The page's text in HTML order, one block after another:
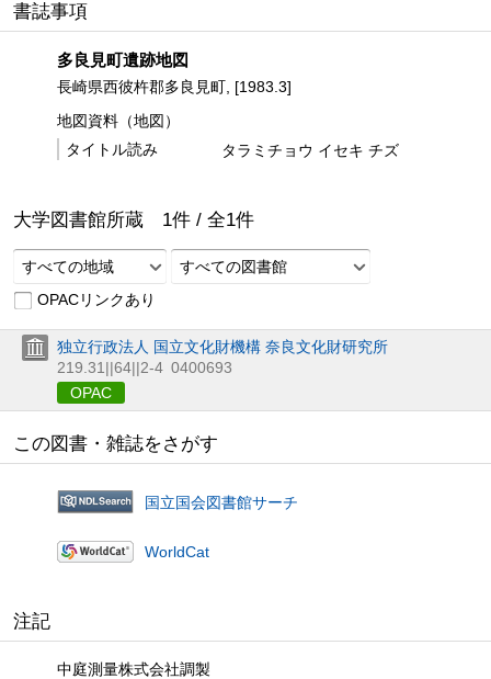
書誌事項
多良見町遺跡地図
長崎県西彼杵郡多良見町, [1983.3]
地図資料（地図）
タイトル読み
タラミチョウ イセキ チズ
大学図書館所蔵 1件 / 全1件
すべての地域
すべての図書館
OPACリンクあり
独立行政法人 国立文化財機構 奈良文化財研究所
219.31||64||2-4 0400693
OPAC
この図書・雑誌をさがす
国立国会図書館サーチ
WorldCat
注記
中庭測量株式会社調製